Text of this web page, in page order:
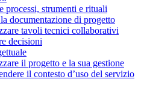
processi, strumenti e rituali
documentazione di progetto
tavoli tecnici collaborativi
decisioni
il progetto e la sua gestione
il contesto d’uso del servizio